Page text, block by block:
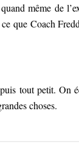
même de
que Coach
tout petit. On
choses.